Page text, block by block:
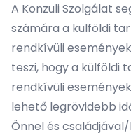
A Konzuli Szolgálat
számára a külföldi
rendkívüli
teszi, hogy a külföldi
rendkívüli
lehető legrövidebb
Önnel és